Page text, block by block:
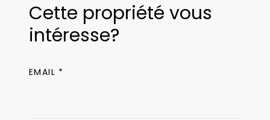
Cette propriété vous
intéresse?
EMAIL *